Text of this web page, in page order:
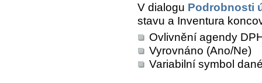
V dialogu Podrobnosti
stavu a Inventura
Ovlivnění agendy
Vyrovnáno (Ano/Ne)
Variabilní symbol